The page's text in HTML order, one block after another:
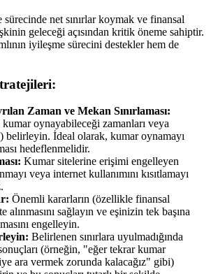
sürecinde net sınırlar koymak ve finansal
geleceği açısından kritik öneme sahiptir.
iyileşme sürecini destekler hem de
Zaman ve Mekan Sınırlaması:
oynayabileceği zamanları veya
belirleyin. İdeal olarak, kumar oynamayı
hedeflenmelidir.
Kumar sitelerine erişimi engelleyen
veya internet kullanımını kısıtlamayı
Önemli kararların (özellikle finansal
alınmasını sağlayın ve eşinizin tek başına
engelleyin.
Belirlenen sınırlara uyulmadığında
(örneğin, "eğer tekrar kumar
ara vermek zorunda kalacağız" gibi)